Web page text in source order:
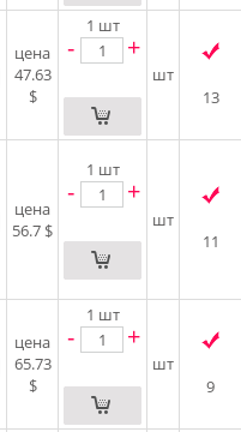
цена
47.63
$
1 шт
- +
шт
13
цена
56.7 $
1 шт
- +
шт
11
цена
65.73
$
1 шт
- +
шт
9